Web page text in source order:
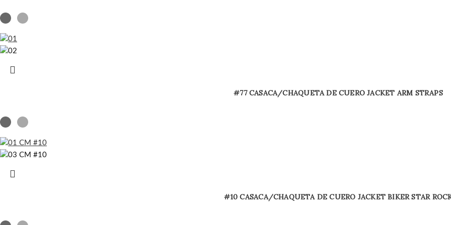
#77 CASACA/CHAQUETA DE CUERO JACKET ARM STRAPS
#10 CASACA/CHAQUETA DE CUERO JACKET BIKER STAR